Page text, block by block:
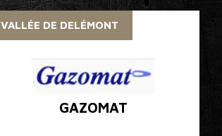
VALLÉE DE DELÉMONT
GAZOMAT